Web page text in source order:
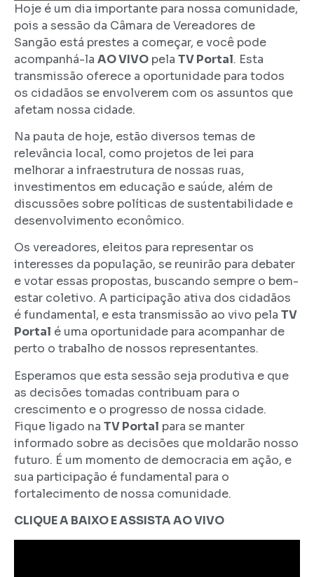
Hoje é um dia importante para nossa comunidade,
pois a sessão da Câmara de Vereadores de
Sangão está prestes a começar, e você pode
acompanhá-la AO VIVO pela TV Portal. Esta
transmissão oferece a oportunidade para todos
os cidadãos se envolverem com os assuntos que
afetam nossa cidade.
Na pauta de hoje, estão diversos temas de
relevância local, como projetos de lei para
melhorar a infraestrutura de nossas ruas,
investimentos em educação e saúde, além de
discussões sobre políticas de sustentabilidade e
desenvolvimento econômico.
Os vereadores, eleitos para representar os
interesses da população, se reunirão para debater
e votar essas propostas, buscando sempre o bem-
estar coletivo. A participação ativa dos cidadãos
é fundamental, e esta transmissão ao vivo pela TV
Portal é uma oportunidade para acompanhar de
perto o trabalho de nossos representantes.
Esperamos que esta sessão seja produtiva e que
as decisões tomadas contribuam para o
crescimento e o progresso de nossa cidade.
Fique ligado na TV Portal para se manter
informado sobre as decisões que moldarão nosso
futuro. É um momento de democracia em ação, e
sua participação é fundamental para o
fortalecimento de nossa comunidade.
CLIQUE A BAIXO E ASSISTA AO VIVO